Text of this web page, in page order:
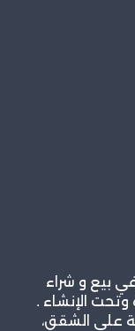
بيع و شراء
الإنشاء .
على الشقق،